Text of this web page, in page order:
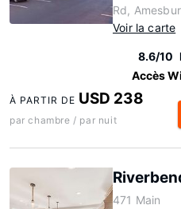
Rd,
Voir la carte
8.6/10
Accès
À PARTIR DE USD 238
par chambre / par nuit
471 Main